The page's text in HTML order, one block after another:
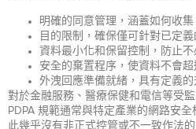
明確的同意管理，涵蓋如何收
目的限制，確保僅可針對已定
資料最小化和保留控制，防止
安全的棄置程序，使資料不會
外洩回應準備就緒，具有定義
對於金融服務、醫療保健和電信等受
PDPA 規範通常與特定產業的網路安
此幾乎沒有非正式控管或不一致作法